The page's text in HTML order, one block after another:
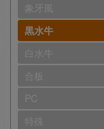
象牙風
黒水牛
白水牛
合板
PC
特殊